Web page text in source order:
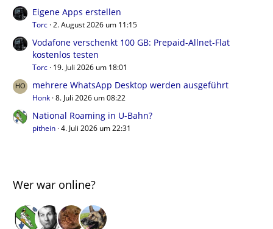
Eigene Apps erstellen
Torc 2. August 2026 um 11:15
Vodafone verschenkt 100 GB: Prepaid-Allnet-Flat
kostenlos testen
Torc 19. Juli 2026 um 18:01
mehrere WhatsApp Desktop werden ausgeführt
Honk 8. Juli 2026 um 08:22
National Roaming in U-Bahn?
pithein 4. Juli 2026 um 22:31
Wer war online?